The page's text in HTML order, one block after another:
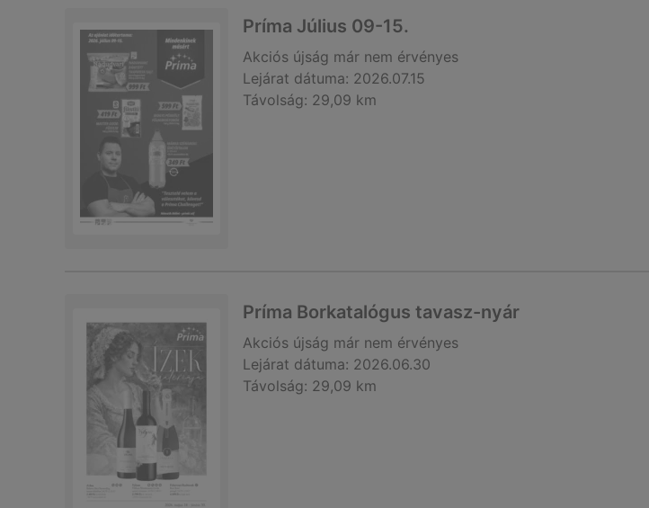
Príma Július 09-15.
Akciós újság már nem érvényes
Lejárat dátuma: 2026.07.15
Távolság: 29,09 km
Príma Borkatalógus tavasz-nyár
Akciós újság már nem érvényes
Lejárat dátuma: 2026.06.30
Távolság: 29,09 km